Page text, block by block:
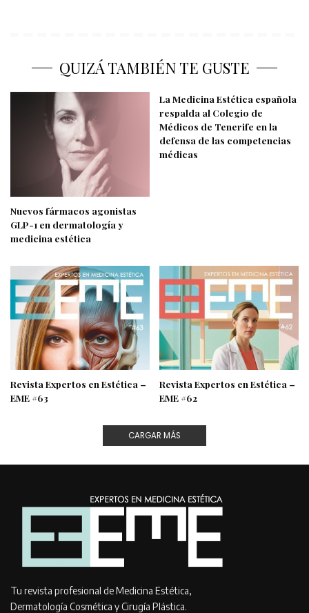
QUIZÁ TAMBIÉN TE GUSTE
Nuevos fármacos agonistas
GLP-1 en dermatología y
medicina estética
La Medicina Estética española
respalda al Colegio de
Médicos de Tenerife en la
defensa de las competencias
médicas
Revista Expertos en Estética –
EME #63
Revista Expertos en Estética –
EME #62
CARGAR MÁS
Tu revista profesional de Medicina Estética,
Dermatología Cosmética y Cirugía Plástica.